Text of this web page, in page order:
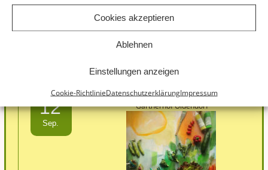
Cookies akzeptieren
Ablehnen
Einstellungen anzeigen
Cookie-RichtlinieDatenschutzerklärungImpressum
12
Sep.
Malworkshop Gemüse
Gärtnerhof Oldendorf